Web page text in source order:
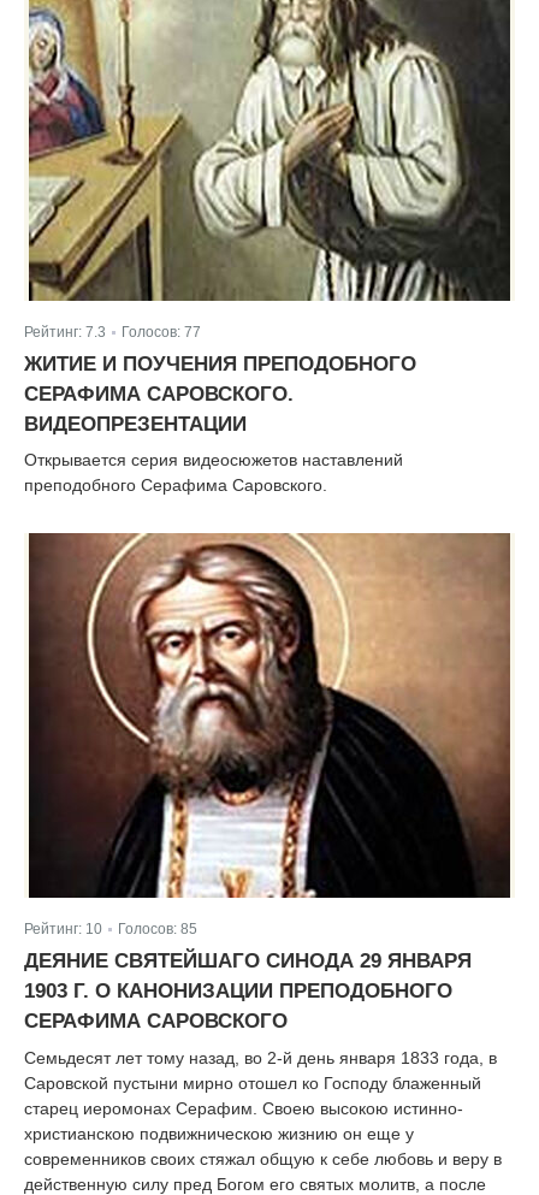
Рейтинг: 7.3 Голосов: 77
ЖИТИЕ И ПОУЧЕНИЯ ПРЕПОДОБНОГО
СЕРАФИМА САРОВСКОГО.
ВИДЕОПРЕЗЕНТАЦИИ
Открывается серия видеосюжетов наставлений
преподобного Серафима Саровского.
Рейтинг: 10 Голосов: 85
ДЕЯНИЕ СВЯТЕЙШАГО СИНОДА 29 ЯНВАРЯ
1903 Г. О КАНОНИЗАЦИИ ПРЕПОДОБНОГО
СЕРАФИМА САРОВСКОГО
Cемьдесят лет тому назад, во 2-й день января 1833 года, в
Саровской пустыни мирно отошел ко Господу блаженный
cтарец иеромонах Серафим. Своею высокою истинно-
христианскою подвижническою жизнию он еще у
современников своих стяжал общую к себе любовь и веру в
действенную силу пред Богом его святых молитв, а после